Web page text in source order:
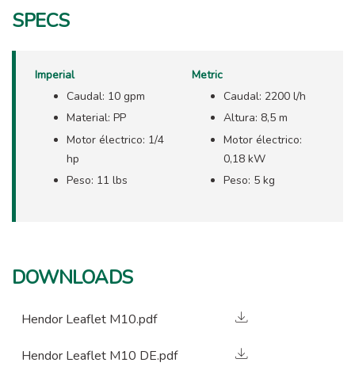
SPECS
Metric
Caudal: 2200 l/h
Altura: 8,5 m
Motor électrico:
0,18 kW
Peso: 5 kg
Imperial
Caudal: 10 gpm
Material: PP
Motor électrico: 1/4
hp
Peso: 11 lbs
DOWNLOADS
Hendor Leaflet M10.pdf
Hendor Leaflet M10 DE.pdf